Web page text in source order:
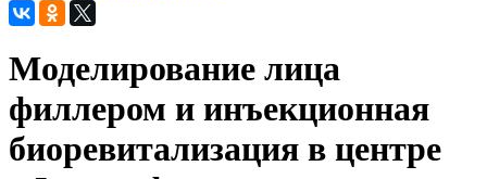
Моделирование лица
филлером и инъекционная
биоревитализация в центре